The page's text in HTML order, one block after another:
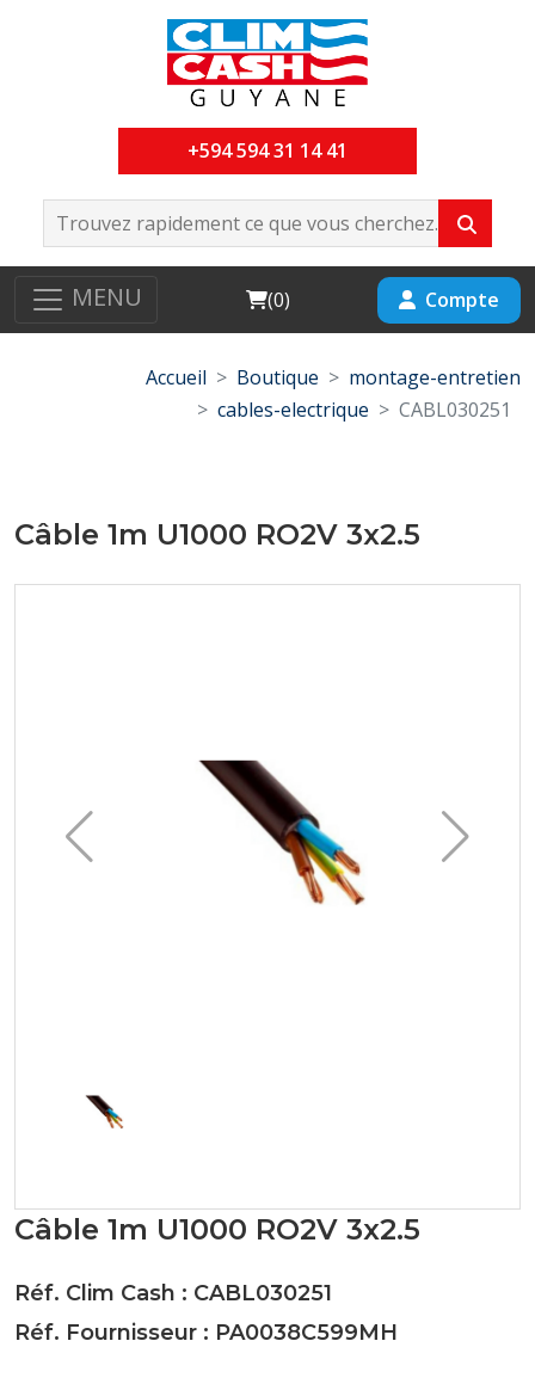
+594 594 31 14 41
MENU Cart
(0) Compte
Accueil Boutique
montage-entretien
cables-electrique
CABL030251
Câble 1m U1000 RO2V 3x2.5
Câble 1m U1000 RO2V 3x2.5
Réf. Clim Cash : CABL030251
Réf. Fournisseur : PA0038C599MH